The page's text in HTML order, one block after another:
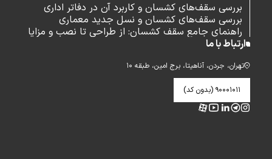
بررسی سقف‌های کشسان و کاربرد آن در دفاتر اداری
بررسی سقف‌های کشسان و نسل جدید معماری
راهنمای جامع سقف کشسان: از طراحی تا نصب و مزایا
ارتباط با ما
تهران، جردن، آناهیتا، برج امین، طبقه ۱۰
۹۰۰۰۱۰۱۱ (بدون کد)